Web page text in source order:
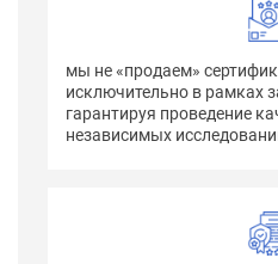
мы не «продаем»
исключительно в рамках
гарантируя проведение
независимых